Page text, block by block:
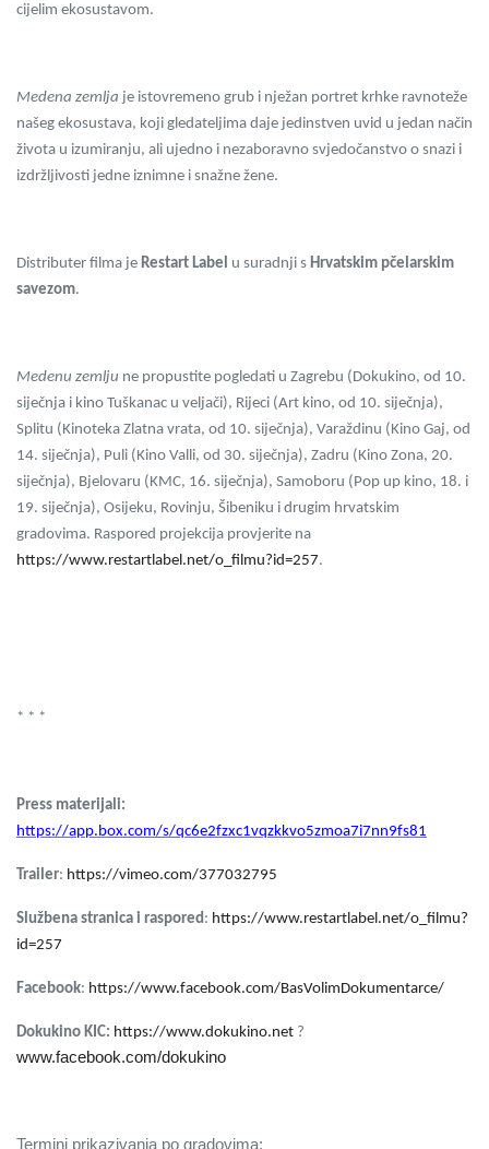
cijelim ekosustavom.
Medena zemlja je istovremeno grub i nježan portret krhke ravnoteže
našeg ekosustava, koji gledateljima daje jedinstven uvid u jedan način
života u izumiranju, ali ujedno i nezaboravno svjedočanstvo o snazi i
izdržljivosti jedne iznimne i snažne žene.
Distributer filma je Restart Label u suradnji s Hrvatskim pčelarskim
savezom.
Medenu zemlju ne propustite pogledati u Zagrebu (Dokukino, od 10.
siječnja i kino Tuškanac u veljači), Rijeci (Art kino, od 10. siječnja),
Splitu (Kinoteka Zlatna vrata, od 10. siječnja), Varaždinu (Kino Gaj, od
14. siječnja), Puli (Kino Valli, od 30. siječnja), Zadru (Kino Zona, 20.
siječnja), Bjelovaru (KMC, 16. siječnja), Samoboru (Pop up kino, 18. i
19. siječnja), Osijeku, Rovinju, Šibeniku i drugim hrvatskim
gradovima. Raspored projekcija provjerite na
https://www.restartlabel.net/o_filmu?id=257.
* * *
Press materijali:
https://app.box.com/s/qc6e2fzxc1vqzkkvo5zmoa7i7nn9fs81
Trailer: https://vimeo.com/377032795
Službena stranica i raspored : https://www.restartlabel.net/o_filmu?
id=257
Facebook: https://www.facebook.com/BasVolimDokumentarce/
Dokukino KIC: https://www.dokukino.net ?
www.facebook.com/dokukino
Termini prikazivanja po gradovima: